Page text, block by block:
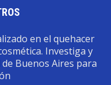
en el quehacer
Investiga y
Buenos Aires para